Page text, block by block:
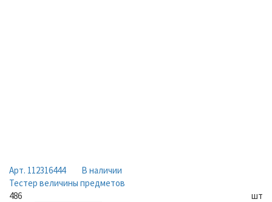
Арт. 112316444
В наличии
Тестер величины предметов
486
шт